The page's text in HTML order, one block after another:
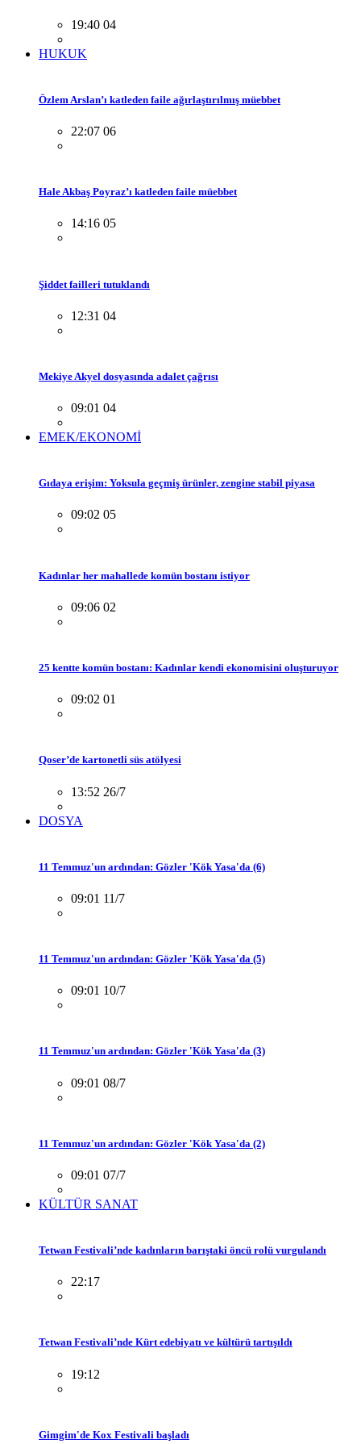
19:40 04
HUKUK
Özlem Arslan’ı katleden faile ağırlaştırılmış müebbet
22:07 06
Hale Akbaş Poyraz’ı katleden faile müebbet
14:16 05
Şiddet failleri tutuklandı
12:31 04
Mekiye Akyel dosyasında adalet çağrısı
09:01 04
EMEK/EKONOMİ
Gıdaya erişim: Yoksula geçmiş ürünler, zengine stabil piyasa
09:02 05
Kadınlar her mahallede komün bostanı istiyor
09:06 02
25 kentte komün bostanı: Kadınlar kendi ekonomisini oluşturuyor
09:02 01
Qoser’de kartonetli süs atölyesi
13:52 26/7
DOSYA
11 Temmuz'un ardından: Gözler 'Kök Yasa'da (6)
09:01 11/7
11 Temmuz'un ardından: Gözler 'Kök Yasa'da (5)
09:01 10/7
11 Temmuz'un ardından: Gözler 'Kök Yasa'da (3)
09:01 08/7
11 Temmuz'un ardından: Gözler 'Kök Yasa'da (2)
09:01 07/7
KÜLTÜR SANAT
Tetwan Festivali’nde kadınların barıştaki öncü rolü vurgulandı
22:17
Tetwan Festivali’nde Kürt edebiyatı ve kültürü tartışıldı
19:12
Gimgim'de Kox Festivali başladı